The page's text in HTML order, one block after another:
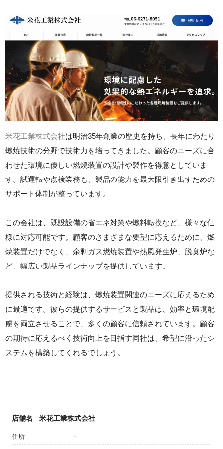
米花工業株式会社は明治35年創業の歴史を持ち、長年にわたり
燃焼技術の分野で技術力を培ってきました。顧客のニーズに合
わせた環境に優しい燃焼装置の設計や製作を得意としていま
す。試運転や点検業務も、製品の能力を最大限引き出すための
サポート体制が整っています。
この会社は、既設設備の省エネ対策や燃料転換など、様々な仕
様に対応可能です。顧客のさまざまな要望に応えるために、燃
焼装置だけでなく、余剰ガス燃焼装置や熱風発生炉、脱臭炉な
ど、幅広い製品ラインナップを提供しています。
提供される技術と経験は、燃焼装置関連のニーズに応えるため
に最適です。彼らの提供するサービスと製品は、効率と環境配
慮を両立させることで、多くの顧客に信頼されています。顧客
の期待に応えるべく技術向上を目指す同社は、希望に沿ったシ
ステムを構築してくれるでしょう。
店舗名 米花工業株式会社
住所 －